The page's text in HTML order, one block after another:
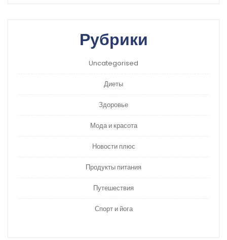
Рубрики
Uncategorised
Диеты
Здоровье
Мода и красота
Новости плюс
Продукты питания
Путешествия
Спорт и йога